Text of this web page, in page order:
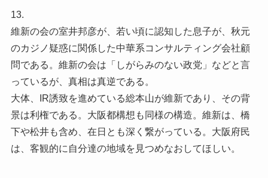
13.
維新の会の室井邦彦が、若い頃に認知した息子が、秋元
のカジノ疑惑に関係した中華系コンサルティング会社顧
問である。維新の会は「しがらみのない政党」などと言
っているが、真相は真逆である。
大体、IR誘致を進めている総本山が維新であり、その背
景は利権である。大阪都構想も同様の構造。維新は、橋
下や松井も含め、在日とも深く繋がっている。大阪府民
は、客観的に自分達の地域を見つめなおしてほしい。